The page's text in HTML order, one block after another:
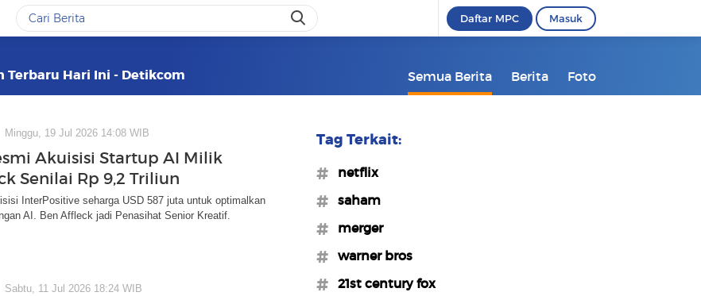
Daftar MPC Masuk
Terbaru Hari Ini - Detikcom Semua Berita Berita Foto
Minggu, 19 Jul 2026 14:08 WIB
Akuisisi Startup AI Milik
Senilai Rp 9,2 Triliun
InterPositive seharga USD 587 juta untuk optimalkan
AI. Ben Affleck jadi Penasihat Senior Kreatif.
Sabtu, 11 Jul 2026 18:24 WIB
Tag Terkait:
#netflix
#saham
#merger
#warner bros
#21st century fox